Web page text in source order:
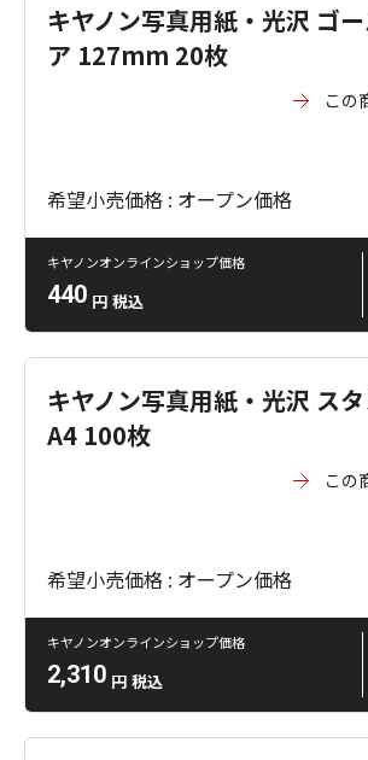
キヤノン写真用紙・光沢 ゴ
ア 127mm 20枚
この
希望小売価格 : オープン価格
キヤノンオンラインショップ価格
440 円 税込
キヤノン写真用紙・光沢 ス
A4 100枚
この
希望小売価格 : オープン価格
キヤノンオンラインショップ価格
2,310 円 税込